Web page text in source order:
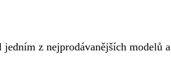
jedním z nejprodávanějších modelů a